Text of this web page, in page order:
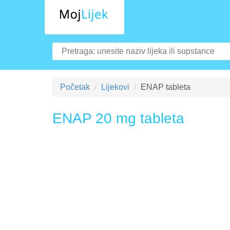
Početak Lijekovi ENAP tableta
ENAP 20 mg tableta